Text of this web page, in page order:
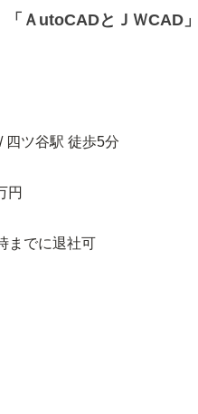
ＡutoCADとＪＷCAD
四ツ谷駅 徒歩5分
円
までに退社可